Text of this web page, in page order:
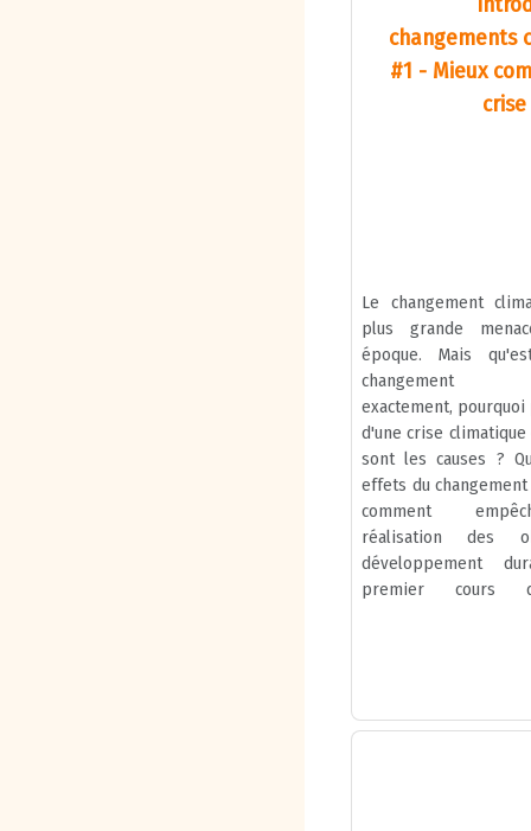
changements
#1 - Mieux
Le changement
plus grande
époque. Mais
changement
exactement,
d'une crise
sont les causes ?
effets du
comment
réalisation des
développement
premier cours
familiarisant avec